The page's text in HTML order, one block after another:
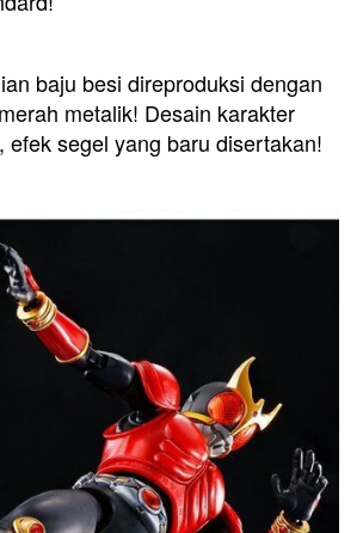
baju besi direproduksi dengan
metalik! Desain karakter
efek segel yang baru disertakan!